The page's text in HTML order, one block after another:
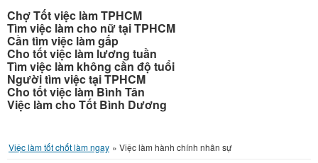
Chợ Tốt việc làm TPHCM
Tìm việc làm cho nữ tại TPHCM
Cần tìm việc làm gấp
Cho tốt việc làm lương tuần
Tìm việc làm không cần độ tuổi
Người tìm việc tại TPHCM
Cho tốt việc làm Bình Tân
Việc làm cho Tốt Bình Dương
Việc làm tốt chốt làm ngay » Việc làm hành chính nhân sự